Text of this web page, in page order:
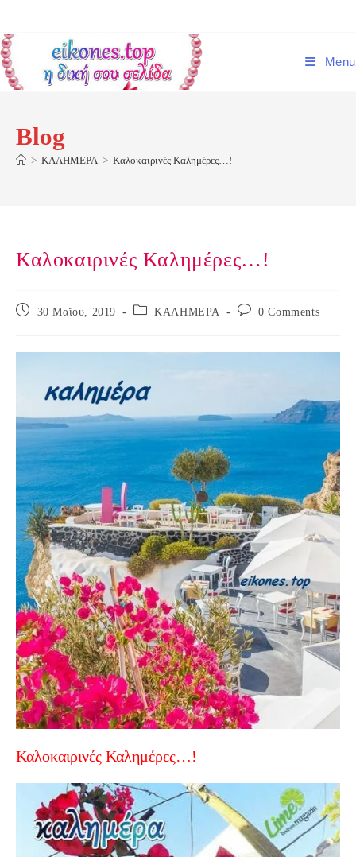
content
Menu
Blog
> ΚΑΛΗΜΕΡΑ > Καλοκαιρινές Καλημέρες…!
Καλοκαιρινές Καλημέρες…!
Post
30 Μαΐου, 2019
Post ΚΑΛΗΜΕΡΑ
Post 0 Comments
Καλοκαιρινές Καλημέρες…!